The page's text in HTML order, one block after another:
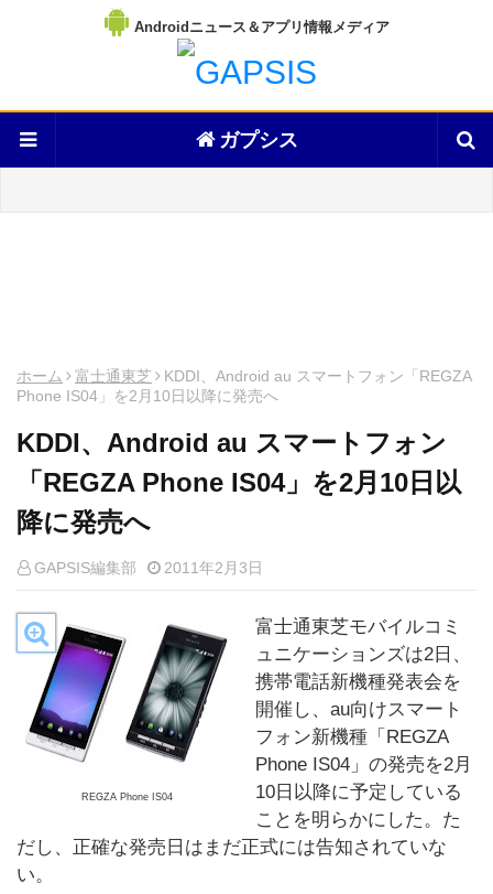
Androidニュース＆アプリ情報メディア
ガプシス
ホーム 富士通東芝
KDDI、Android au スマートフォン「REGZA
Phone IS04」を2月10日以降に発売へ
KDDI、Android au スマートフォン
「REGZA Phone IS04」を2月10日以
降に発売へ
GAPSIS編集部 2011年2月3日
REGZA Phone IS04
富士通東芝モバイルコミ
ュニケーションズは2日、
携帯電話新機種発表会を
開催し、au向けスマート
フォン新機種「REGZA
Phone IS04」の発売を2月
10日以降に予定している
ことを明らかにした。た
だし、正確な発売日はまだ正式には告知されていな
い。